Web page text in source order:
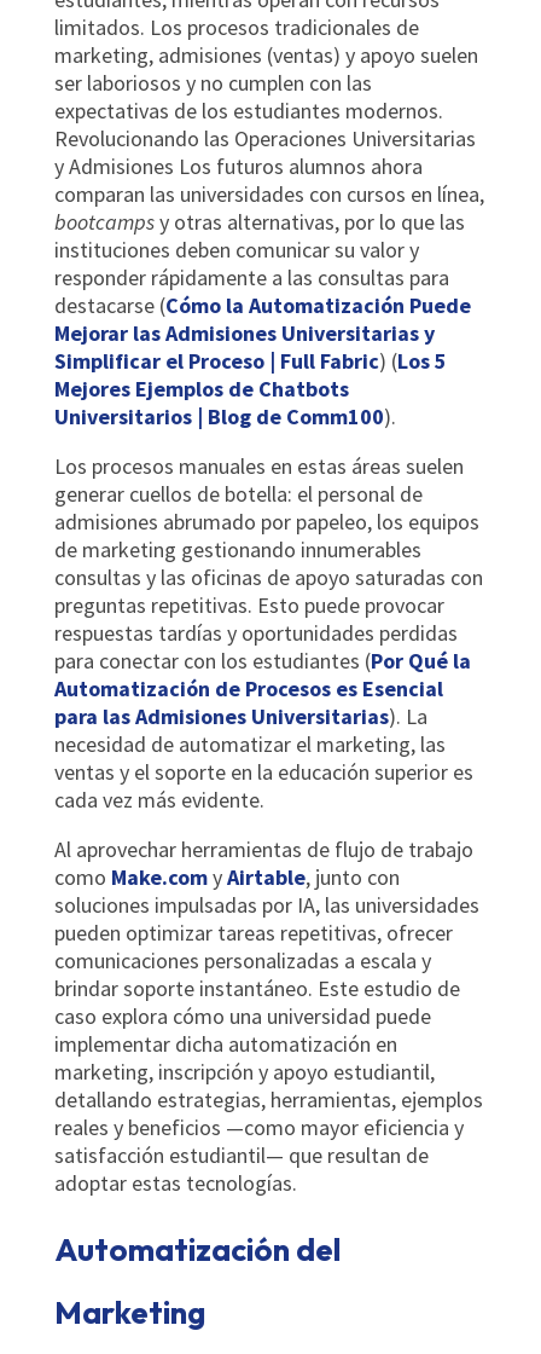
limitados. Los procesos tradicionales de
marketing, admisiones (ventas) y apoyo suelen
ser laboriosos y no cumplen con las
expectativas de los estudiantes modernos.
Revolucionando las Operaciones Universitarias
y Admisiones Los futuros alumnos ahora
comparan las universidades con cursos en línea,
bootcampsy otras alternativas, por lo que las
instituciones deben comunicar su valor y
responder rápidamente a las consultas para
destacarse (Cómo la Automatización Puede
Mejorar las Admisiones Universitarias y
Simplificar el Proceso | Full Fabric) (Los 5
Mejores Ejemplos de Chatbots
Universitarios | Blog de Comm100).
Los procesos manuales en estas áreas suelen
generar cuellos de botella: el personal de
admisiones abrumado por papeleo, los equipos
de marketing gestionando innumerables
consultas y las oficinas de apoyo saturadas con
preguntas repetitivas. Esto puede provocar
respuestas tardías y oportunidades perdidas
para conectar con los estudiantes (Por Qué la
Automatización de Procesos es Esencial
para las Admisiones Universitarias). La
necesidad de automatizar el marketing, las
ventas y el soporte en la educación superior es
cada vez más evidente.
Al aprovechar herramientas de flujo de trabajo
como Make.comyAirtable, junto con
soluciones impulsadas por IA, las universidades
pueden optimizar tareas repetitivas, ofrecer
comunicaciones personalizadas a escala y
brindar soporte instantáneo. Este estudio de
caso explora cómo una universidad puede
implementar dicha automatización en
marketing, inscripción y apoyo estudiantil,
detallando estrategias, herramientas, ejemplos
reales y beneficios —como mayor eficiencia y
satisfacción estudiantil— que resultan de
adoptar estas tecnologías.
Automatización del
Marketing